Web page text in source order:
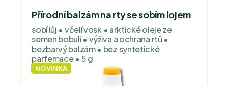
Přírodní balzám na rty se sobím lojem
sobí lůj • včelí vosk • arktické oleje ze
semen bobulí • výživa a ochrana rtů •
bezbarvý balzám • bez syntetické
parfemace • 5 g
NOVINKA